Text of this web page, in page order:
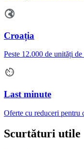
Croația
Peste 12.000 de unități
Last minute
Oferte cu reduceri
Scurtături utile